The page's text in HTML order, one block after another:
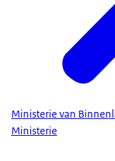
Ministerie van
Ministerie